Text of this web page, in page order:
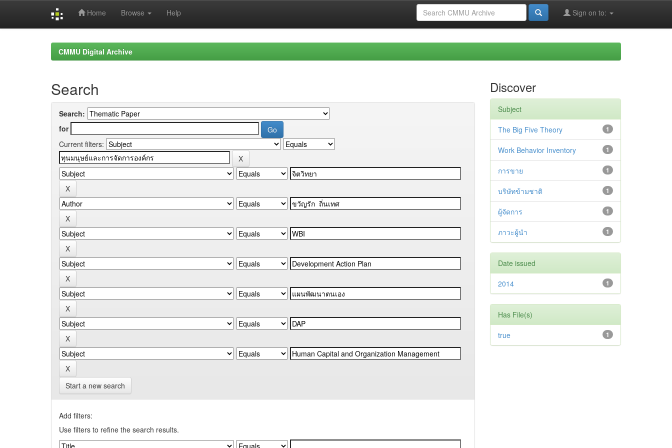
Home Browse Help Sign on to:
CMMU Digital Archive
Search
Search:
for
Current filters:
Start a new search
Add filters:
Use filters to refine the search results.
Discover
Subject
1
The Big Five Theory
1
Work Behavior Inventory
1
การขาย
1
บริษัทข้ามชาติ
1
ผู้จัดการ
1
ภาวะผู้นำ
Date issued
1
2014
Has File(s)
1
true